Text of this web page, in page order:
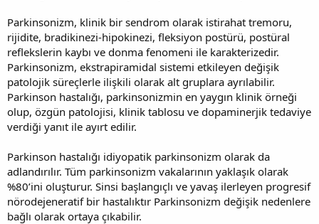
Parkinsonizm, klinik bir sendrom olarak istirahat tremoru,
rijidite, bradikinezi-hipokinezi, fleksiyon postürü, postüral
reflekslerin kaybı ve donma fenomeni ile karakterizedir.
Parkinsonizm, ekstrapiramidal sistemi etkileyen değişik
patolojik süreçlerle ilişkili olarak alt gruplara ayrılabilir.
Parkinson hastalığı, parkinsonizmin en yaygın klinik örneği
olup, özgün patolojisi, klinik tablosu ve dopaminerjik tedaviye
verdiği yanıt ile ayırt edilir.
Parkinson hastalığı idiyopatik parkinsonizm olarak da
adlandırılır. Tüm parkinsonizm vakalarının yaklaşık olarak
%80’ini oluşturur. Sinsi başlangıçlı ve yavaş ilerleyen progresif
nörodejeneratif bir hastalıktır Parkinsonizm değişik nedenlere
bağlı olarak ortaya çıkabilir.